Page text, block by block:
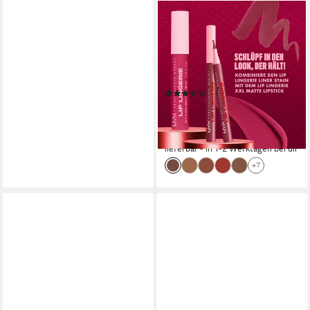
NYX PROFESSIONAL MAKEUP
Lippenstift LIP LINGERIE LIP
LINER STAIN, wisch- und
wasserfesten Halt, mit
präziser Filzkugelspitze
(8)
9,99 € UVP11,99 €
(9.990,00 €/ 1 l)
-17%
lieferbar - in 1-2 Werktagen bei dir
+7